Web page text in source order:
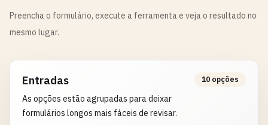
Preencha o formulário, execute a ferramenta e veja o resultado no
mesmo lugar.
Entradas
As opções estão agrupadas para deixar
formulários longos mais fáceis de revisar.
10 opções